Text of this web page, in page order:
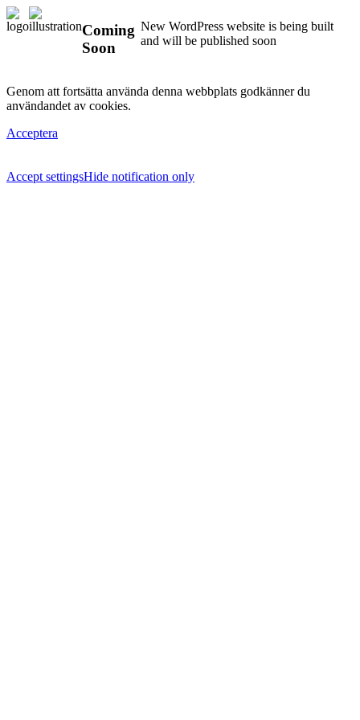
Coming
Soon
New WordPress website is being built
and will be published soon
Genom att fortsätta använda denna webbplats godkänner du
användandet av cookies.
Acceptera
Accept settingsHide notification only